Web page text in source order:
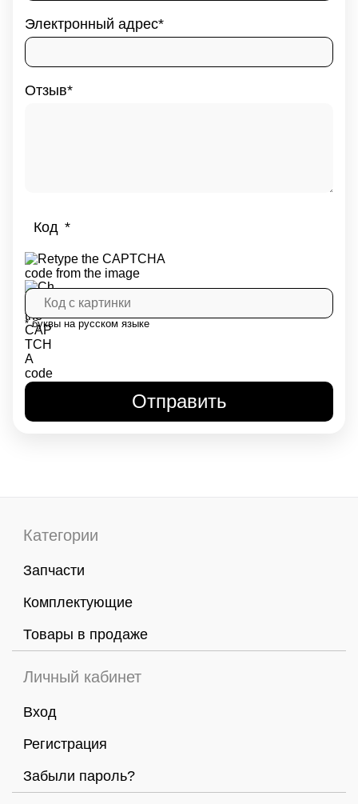
Электронный адрес
Отзыв
Код
* буквы на русском языке
Категории
Запчасти
Комплектующие
Товары в продаже
Личный кабинет
Вход
Регистрация
Забыли пароль?